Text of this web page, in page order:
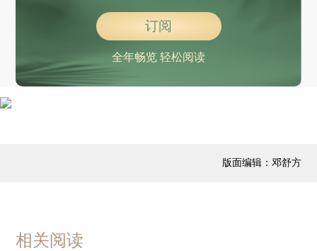
订阅
全年畅览 轻松阅读
版面编辑：邓舒方
相关阅读